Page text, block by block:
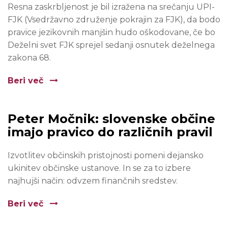
Resna zaskrbljenost je bil izražena na srečanju UPI-
FJK (Vsedržavno združenje pokrajin za FJK), da bodo
pravice jezikovnih manjšin hudo oškodovane, če bo
Deželni svet FJK sprejel sedanji osnutek deželnega
zakona 68.
Beri več
Peter Močnik: slovenske občine
imajo pravico do različnih pravil
Izvotlitev občinskih pristojnosti pomeni dejansko
ukinitev občinske ustanove. In se za to izbere
najhujši način: odvzem finančnih sredstev.
Beri več